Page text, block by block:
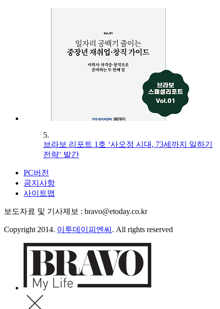
5.
브라보 리포트 1호 ‘사오정 시대, 73세까지 일하기
전략’ 발간
PC버전
공지사항
사이트맵
보도자료 및 기사제보 : bravo@etoday.co.kr
Copyright 2014. 이투데이피엔씨 . All rights reserved